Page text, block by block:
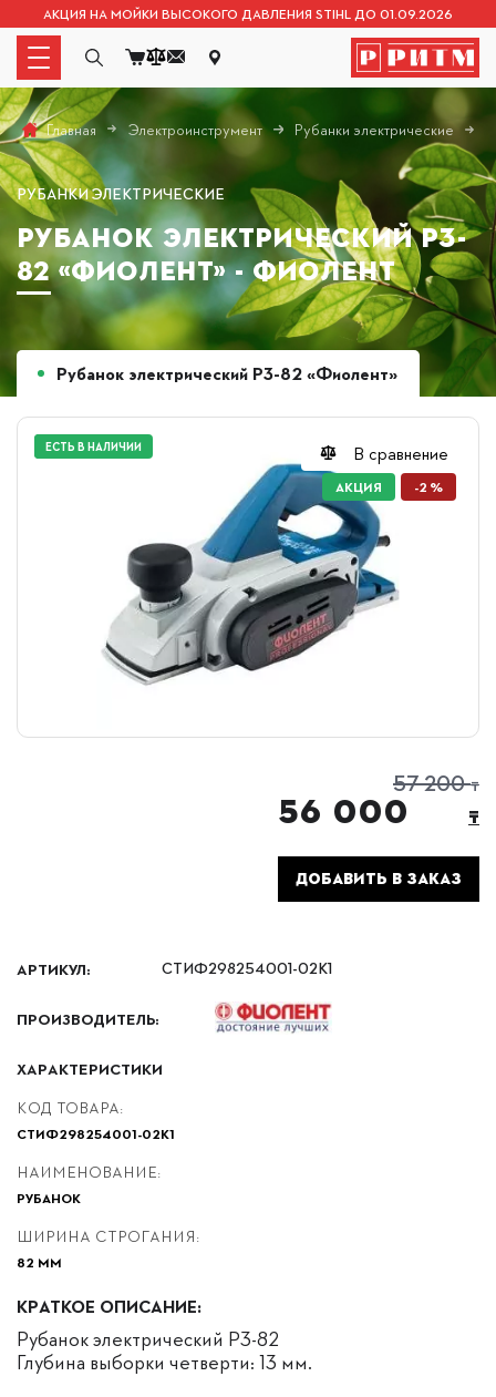
АКЦИЯ НА МОЙКИ ВЫСОКОГО ДАВЛЕНИЯ STIHL ДО 01.09.2026
Главная Электроинструмент Рубанки электрические
РУБАНКИ ЭЛЕКТРИЧЕСКИЕ
РУБАНОК ЭЛЕКТРИЧЕСКИЙ Р3-
82 «ФИОЛЕНТ» - ФИОЛЕНТ
Рубанок электрический Р3-82 «Фиолент»
СУПЕРЦЕНА
АКЦИЯ -2 %
В сравнение
ЕСТЬ В НАЛИЧИИ
57 200 ₸
56 000 ₸
ДОБАВИТЬ В ЗАКАЗ
АРТИКУЛ: СТИФ298254001-02К1
ПРОИЗВОДИТЕЛЬ:
ХАРАКТЕРИСТИКИ
КОД ТОВАРА:
СТИФ298254001-02К1
НАИМЕНОВАНИЕ:
РУБАНОК
ШИРИНА СТРОГАНИЯ:
82 ММ
КРАТКОЕ ОПИСАНИЕ:
Рубанок электрический Р3-82
Глубина выборки четверти: 13 мм.